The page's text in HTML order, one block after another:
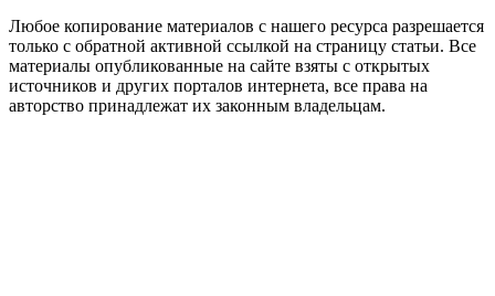
Любое копирование материалов с нашего ресурса разрешается
только с обратной активной ссылкой на страницу статьи. Все
материалы опубликованные на сайте взяты с открытых
источников и других порталов интернета, все права на
авторство принадлежат их законным владельцам.